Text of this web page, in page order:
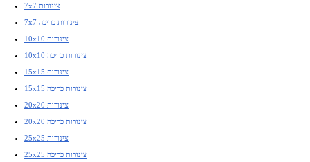
7x7 צינורות
7x7 צינורות כריכה
10x10 צינורות
10x10 צינורות כריכה
15x15 צינורות
15x15 צינורות כריכה
20x20 צינורות
20x20 צינורות כריכה
25x25 צינורות
25x25 צינורות כריכה